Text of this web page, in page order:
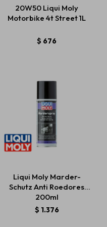
20W50 Liqui Moly
Motorbike 4t Street 1L
$ 676
Liqui Moly Marder-
Schutz Anti Roedores
200ml
$ 1.376